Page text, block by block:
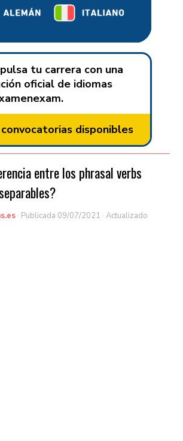
tu carrera con una
oficial de idiomas
disponibles
entre los phrasal verbs
· Publicada 09/07/2021 · Actualizado